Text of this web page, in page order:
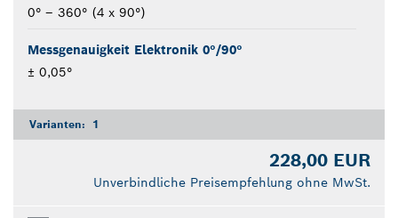
0° – 360° (4 x 90°)
Messgenauigkeit Elektronik 0°/90°
± 0,05°
Varianten: 1
228,00 EUR
Unverbindliche Preisempfehlung ohne MwSt.